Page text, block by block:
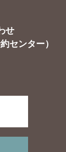
せ
センター）